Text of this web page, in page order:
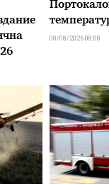
08/08/2026 08:08